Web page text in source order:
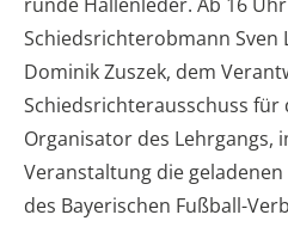
Schiedsrichterobmann
Dominik Zuszek, dem
Schiedsrichterausschuss für
Organisator des Lehrgangs,
Veranstaltung die
des Bayerischen Fußball-